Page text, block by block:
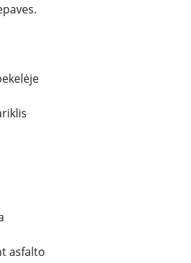
asfalto